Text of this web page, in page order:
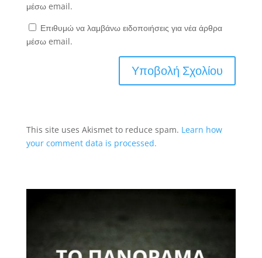
μέσω email.
Επιθυμώ να λαμβάνω ειδοποιήσεις για νέα άρθρα
μέσω email.
This site uses Akismet to reduce spam. Learn how
your comment data is processed.